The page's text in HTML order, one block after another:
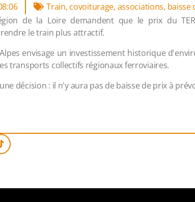
Train, covoiturage, associations, baisse
de la Loire demandent que le prix du
le train plus attractif.
envisage un investissement historique
transports collectifs régionaux ferroviaires.
décision : il n'y aura pas de baisse de prix à